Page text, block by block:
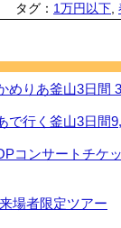
タグ： 1万円以下
めりあ釜山3日間
で行く釜山3日間
コンサートチケ
場者限定ツアー